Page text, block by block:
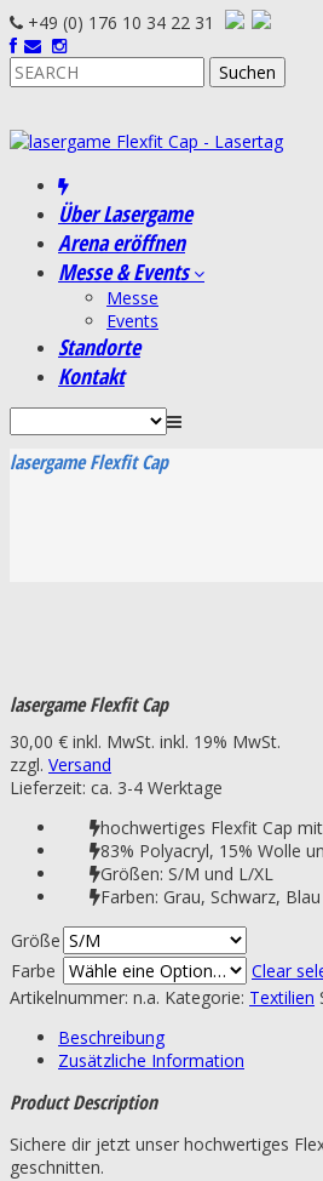
+49 (0) 176 10 34 22 31
Suchen
nach:
Über Lasergame
Arena eröffnen
Messe & Events
Messe
Events
Standorte
Kontakt
lasergame Flexfit Cap
lasergame Flexfit Cap
30,00 € inkl. MwSt. inkl. 19% MwSt.
zzgl. Versand
Lieferzeit: ca. 3-4 Werktage
hochwertiges Flexfit Cap
83% Polyacryl, 15% Wolle
Größen: S/M und L/XL
Farben: Grau, Schwarz,
Größe
Farbe
Clear
Artikelnummer: n.a. Kategorie: Textilien
Beschreibung
Zusätzliche Information
Product Description
Sichere dir jetzt unser hochwertiges
geschnitten.